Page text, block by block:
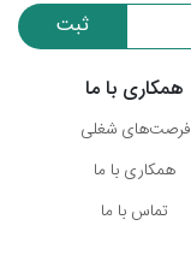
ثبت
همکاری با ما
فرصت‌های شغلی
همکاری با ما
تماس با ما